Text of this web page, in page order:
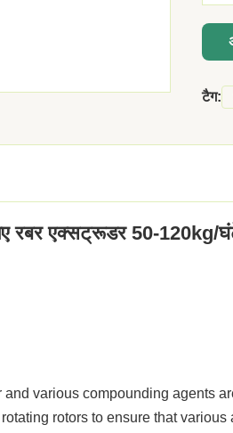
टैग:
रबर एक्सट्रूडर 50-120kg/
and various compounding agents
rotors to ensure that various